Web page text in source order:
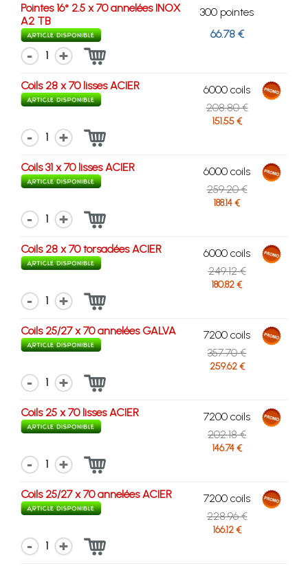
Pointes 16° 2.5 x 70 annelées INOX
A2 TB
300 pointes
66.78 €
1
Coils 28 x 70 lisses ACIER
6000 coils
208.80 €
151.55 €
1
Coils 31 x 70 lisses ACIER
6000 coils
259.20 €
188.14 €
1
Coils 28 x 70 torsadées ACIER
6000 coils
249.12 €
180.82 €
1
Coils 25/27 x 70 annelées GALVA
7200 coils
357.70 €
259.62 €
1
Coils 25 x 70 lisses ACIER
7200 coils
202.18 €
146.74 €
1
Coils 25/27 x 70 annelées ACIER
7200 coils
228.96 €
166.12 €
1